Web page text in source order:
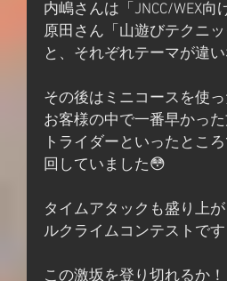
内嶋さんは「JNCC/WEX向
原田さん「山遊びテクニッ
と、それぞれテーマが違
その後はミニコースを使
お客様の中で一番早かっ
トライダーといったとこ
回していました😳
タイムアタックも盛り上
ルクライムコンテストです
この激坂を登り切れるか